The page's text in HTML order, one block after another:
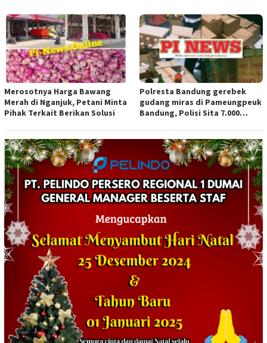
Merosotnya Harga Bawang
Merah di Nganjuk, Petani Minta
Pihak Terkait Berikan Solusi
Polresta Bandung gerebek
gudang miras di Pameungpeuk
Bandung, Polisi Sita 7.000